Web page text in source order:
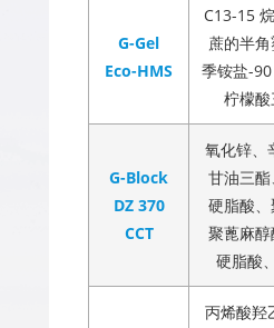
G-Gel
Eco-HMS
C13-15
蔗的半角
季铵盐-90
柠檬
G-Block
DZ 370
CCT
氧化锌、
甘油三
硬脂酸
聚蓖麻
硬脂酸
丙烯酸羟